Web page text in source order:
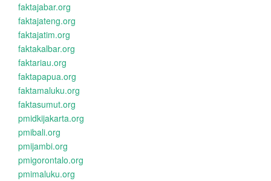
faktajabar.org
faktajateng.org
faktajatim.org
faktakalbar.org
faktariau.org
faktapapua.org
faktamaluku.org
faktasumut.org
pmidkijakarta.org
pmibali.org
pmijambi.org
pmigorontalo.org
pmimaluku.org